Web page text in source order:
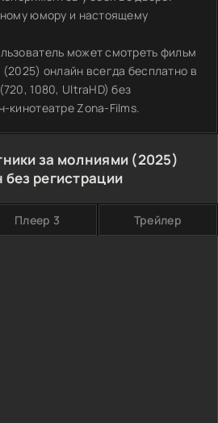
юмору и настоящему
может смотреть фильм
онлайн всегда бесплатно в
1080, UltraHD) без
кинотеатре Zona-Films.
за молниями (2025)
без регистрации
Плеер 3 Трейлер